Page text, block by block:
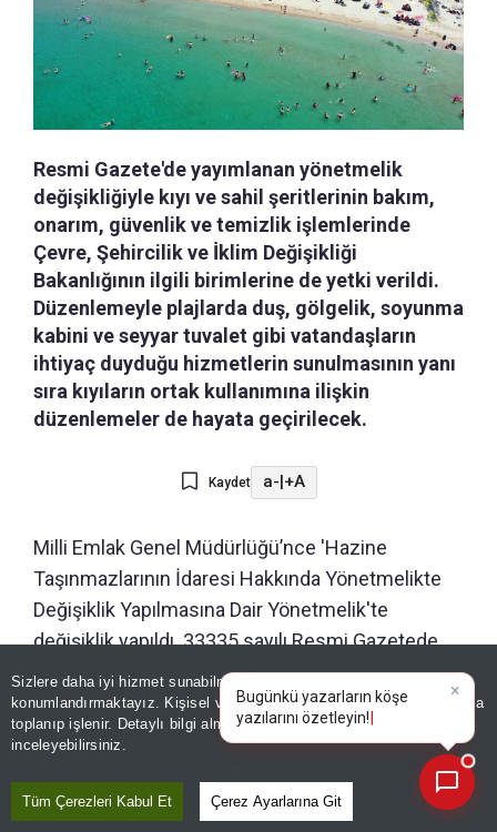
Sizlere daha iyi hizmet sunabilmek adına sitemizde
konumlandırmaktayız. Kişisel verileriniz, KVKK ve GDPR kapsamında
toplanıp işlenir. Detaylı bilgi almak içinAydınlatma Metnimizi
inceleyebilirsiniz.
Tüm Çerezleri Kabul Et Çerez Ayarlarına Git
Resmi Gazete'de yayımlanan yönetmelik
değişikliğiyle kıyı ve sahil şeritlerinin bakım,
onarım, güvenlik ve temizlik işlemlerinde
Çevre, Şehircilik ve İklim Değişikliği
Bakanlığının ilgili birimlerine de yetki verildi.
Düzenlemeyle plajlarda duş, gölgelik, soyunma
kabini ve seyyar tuvalet gibi vatandaşların
ihtiyaç duyduğu hizmetlerin sunulmasının yanı
sıra kıyıların ortak kullanımına ilişkin
düzenlemeler de hayata geçirilecek.
Kaydet a-|+A
Milli Emlak Genel Müdürlüğü’nce 'Hazine
Taşınmazlarının İdaresi Hakkında Yönetmelikte
Değişiklik Yapılmasına Dair Yönetmelik'te
değişiklik yapıldı. 33335 sayılı Resmi Gazetede
yayımlanan yönetmelik değişikliği, Kıyı Kanunu ve
Kıyı Kanununun Uygulanmasına Dair Yönetmelik
ile onaylı imar planı hükümlerine uygun olan kıyı
Çevre, Şehircilik ve İklim Değişikliği Bakanlığınca
×
Bugünkü yazarların köşe
yazılarını özetleyin!